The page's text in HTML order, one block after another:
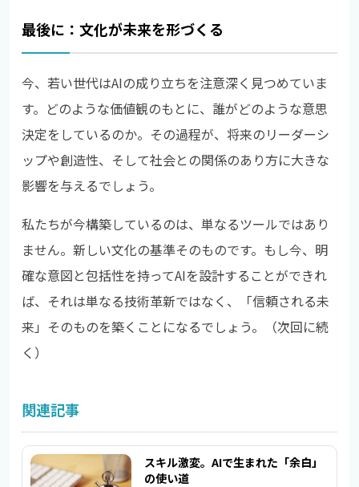
最後に：文化が未来を形づくる
今、若い世代はAIの成り立ちを注意深く見つめていま
す。どのような価値観のもとに、誰がどのような意思
決定をしているのか。その過程が、将来のリーダーシ
ップや創造性、そして社会との関係のあり方に大きな
影響を与えるでしょう。
私たちが今構築しているのは、単なるツールではあり
ません。新しい文化の基準そのものです。もし今、明
確な意図と包括性を持ってAIを設計することができれ
ば、それは単なる技術革新ではなく、「信頼される未
来」そのものを築くことになるでしょう。（次回に続
く）
関連記事
スキル激変。AIで生まれた「余白」
の使い道